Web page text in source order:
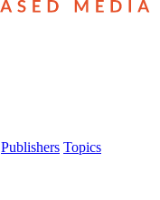
Publishers Topics